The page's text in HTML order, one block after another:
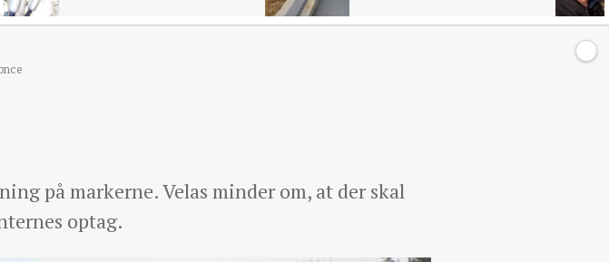
på markerne. Velas minder om, at der skal
optag.